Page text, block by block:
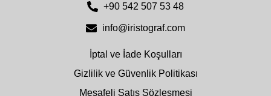
+90 542 507 53 48
info@iristograf.com
İptal ve İade Koşulları
Gizlilik ve Güvenlik Politikası
Mesafeli Satış Sözleşmesi